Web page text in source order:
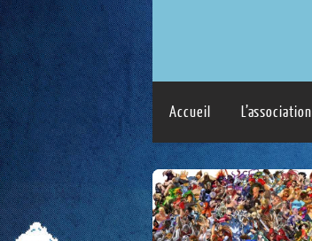
Accueil L’association